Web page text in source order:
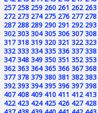
257 258 259 260 261 262 263
272 273 274 275 276 277 278
287 288 289 290 291 292 293
302 303 304 305 306 307 308
317 318 319 320 321 322 323
332 333 334 335 336 337 338
347 348 349 350 351 352 353
362 363 364 365 366 367 368
377 378 379 380 381 382 383
392 393 394 395 396 397 398
407 408 409 410 411 412 413
422 423 424 425 426 427 428